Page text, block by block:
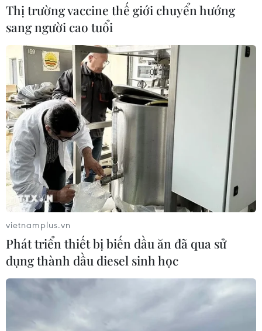
Sở An toàn thực phẩm Thành phố
Hồ Chí Minh đã yêu cầu các
doanh nghiệp ký cam kết đảm
bảo an toàn thực phẩm, nhằm
thiết lập "lá chắn" vững chắc, bảo
vệ sức khỏe cho học sinh Thành
phố.
#Sở Công Thương Thành phố Hồ Chí Minh
Thị trường vaccine thế giới chuyển hướng
sang người cao tuổi
vietnamplus.vn
Phát triển thiết bị biến dầu ăn đã qua sử
dụng thành dầu diesel sinh học